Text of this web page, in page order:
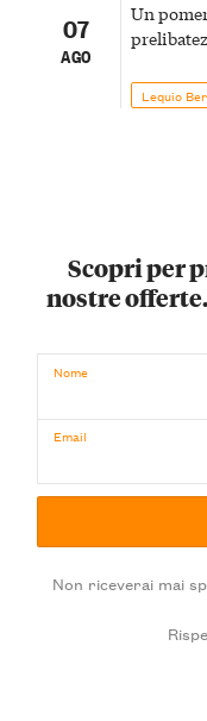
07
AGO
Un
Lequio
Scopri per
nostre
Nome
Email
Non riceverai mai